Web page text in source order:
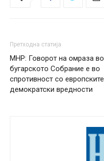
Претходна статија
МНР: Говорот на омраза во
бугарското Собрание е во
спротивност со европските
демократски вредности